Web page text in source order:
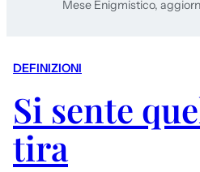
Mese Enigmistico,
DEFINIZIONI
Si sente
tira